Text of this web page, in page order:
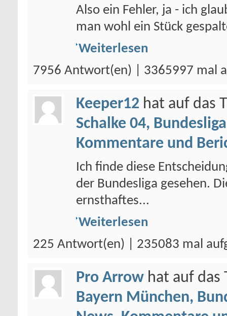
Also ein Fehler, ja - ich
man wohl ein Stück
Weiterlesen
7956 Antwort(en) | 3365997 mal
Keeper12 hat auf das
Schalke 04,
Kommentare und
Ich finde diese
der Bundesliga gesehen.
ernsthaftes...
Weiterlesen
225 Antwort(en) | 235083 mal
Pro Arrow hat auf das
Bayern München,